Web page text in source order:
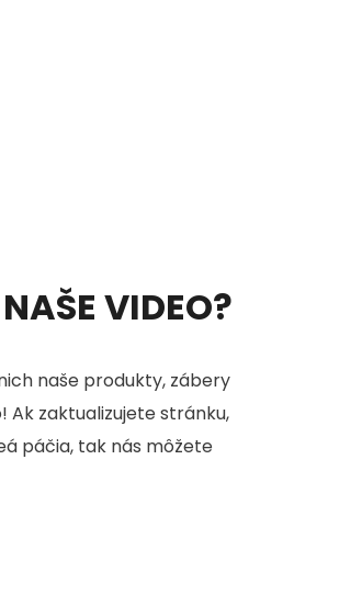
VIDEO?
naše produkty, zábery
Ak zaktualizujete stránku,
páčia, tak nás môžete